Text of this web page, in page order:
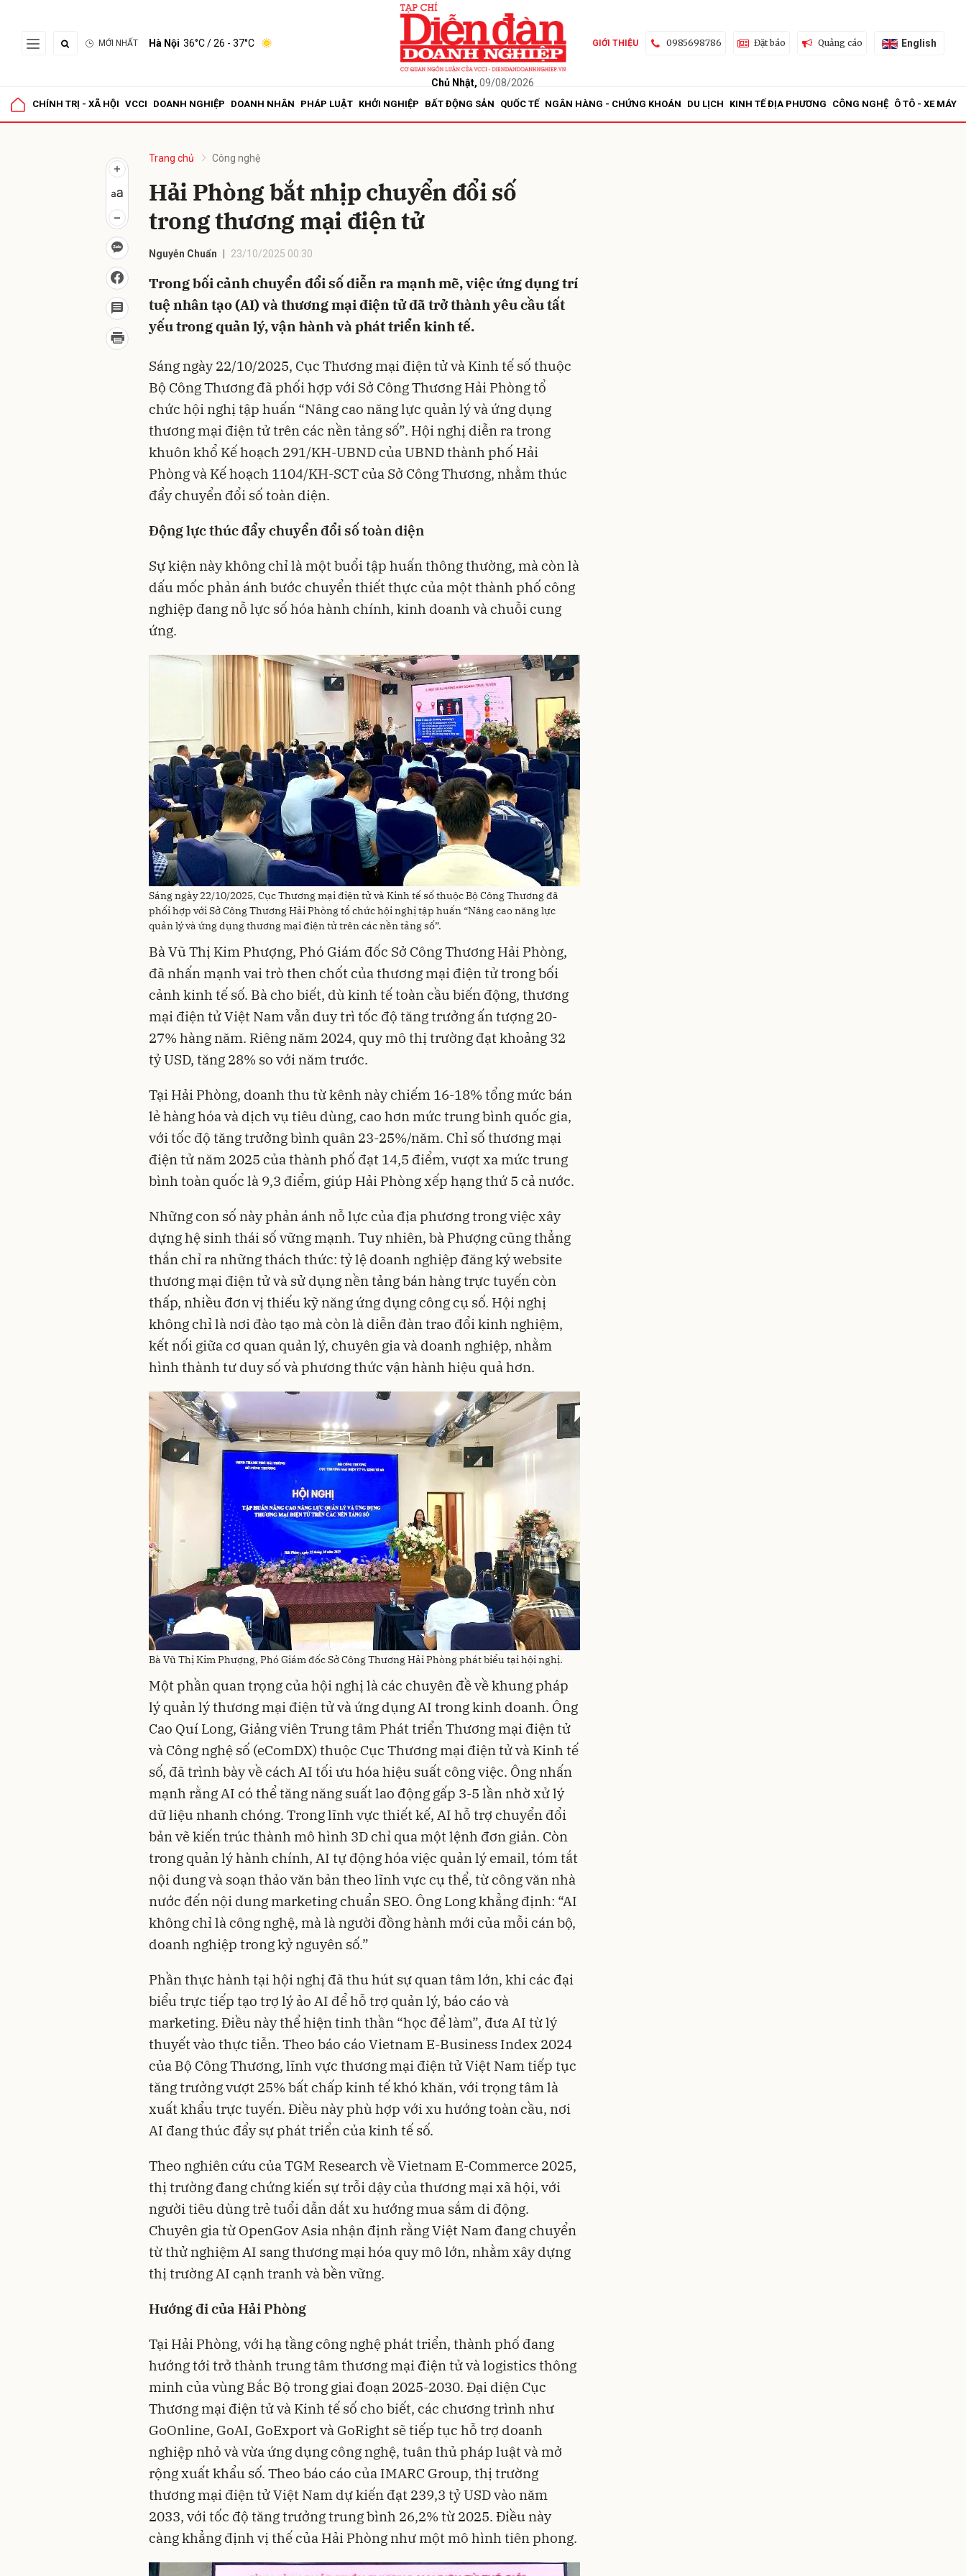
MỚI NHẤT Hà Nội 36°C/ 26 - 37°C
Chủ Nhật, 09/08/2026
GIỚI THIỆU 0985698786 Đặt báo Quảng cáo English
CHÍNH TRỊ - XÃ HỘI VCCI DOANH NGHIỆP DOANH NHÂN PHÁP LUẬT KHỞI NGHIỆP BẤT ĐỘNG SẢN QUỐC TẾ NGÂN HÀNG - CHỨNG KHOÁN DU LỊCH KINH TẾ ĐỊA PHƯƠNG CÔNG NGHỆ Ô TÔ - XE MÁY
Trang chủ Công nghệ
Hải Phòng bắt nhịp chuyển đổi số
trong thương mại điện tử
Nguyễn Chuẩn 23/10/2025 00:30
Trong bối cảnh chuyển đổi số diễn ra mạnh mẽ, việc ứng dụng trí
tuệ nhân tạo (AI) và thương mại điện tử đã trở thành yêu cầu tất
yếu trong quản lý, vận hành và phát triển kinh tế.
Sáng ngày 22/10/2025, Cục Thương mại điện tử và Kinh tế số thuộc
Bộ Công Thương đã phối hợp với Sở Công Thương Hải Phòng tổ
chức hội nghị tập huấn “Nâng cao năng lực quản lý và ứng dụng
thương mại điện tử trên các nền tảng số”. Hội nghị diễn ra trong
khuôn khổ Kế hoạch 291/KH-UBND của UBND thành phố Hải
Phòng và Kế hoạch 1104/KH-SCT của Sở Công Thương, nhằm thúc
đẩy chuyển đổi số toàn diện.
Động lực thúc đẩy chuyển đổi số toàn diện
Sự kiện này không chỉ là một buổi tập huấn thông thường, mà còn là
dấu mốc phản ánh bước chuyển thiết thực của một thành phố công
nghiệp đang nỗ lực số hóa hành chính, kinh doanh và chuỗi cung
ứng.
Sáng ngày 22/10/2025, Cục Thương mại điện tử và Kinh tế số thuộc Bộ Công Thương đã
phối hợp với Sở Công Thương Hải Phòng tổ chức hội nghị tập huấn “Nâng cao năng lực
quản lý và ứng dụng thương mại điện tử trên các nền tảng số”.
Bà Vũ Thị Kim Phượng, Phó Giám đốc Sở Công Thương Hải Phòng,
đã nhấn mạnh vai trò then chốt của thương mại điện tử trong bối
cảnh kinh tế số. Bà cho biết, dù kinh tế toàn cầu biến động, thương
mại điện tử Việt Nam vẫn duy trì tốc độ tăng trưởng ấn tượng 20-
27% hàng năm. Riêng năm 2024, quy mô thị trường đạt khoảng 32
tỷ USD, tăng 28% so với năm trước.
Tại Hải Phòng, doanh thu từ kênh này chiếm 16-18% tổng mức bán
lẻ hàng hóa và dịch vụ tiêu dùng, cao hơn mức trung bình quốc gia,
với tốc độ tăng trưởng bình quân 23-25%/năm. Chỉ số thương mại
điện tử năm 2025 của thành phố đạt 14,5 điểm, vượt xa mức trung
bình toàn quốc là 9,3 điểm, giúp Hải Phòng xếp hạng thứ 5 cả nước.
Những con số này phản ánh nỗ lực của địa phương trong việc xây
dựng hệ sinh thái số vững mạnh. Tuy nhiên, bà Phượng cũng thẳng
thắn chỉ ra những thách thức: tỷ lệ doanh nghiệp đăng ký website
thương mại điện tử và sử dụng nền tảng bán hàng trực tuyến còn
thấp, nhiều đơn vị thiếu kỹ năng ứng dụng công cụ số. Hội nghị
không chỉ là nơi đào tạo mà còn là diễn đàn trao đổi kinh nghiệm,
kết nối giữa cơ quan quản lý, chuyên gia và doanh nghiệp, nhằm
hình thành tư duy số và phương thức vận hành hiệu quả hơn.
Bà Vũ Thị Kim Phượng, Phó Giám đốc Sở Công Thương Hải Phòng phát biểu tại hội nghị.
Một phần quan trọng của hội nghị là các chuyên đề về khung pháp
lý quản lý thương mại điện tử và ứng dụng AI trong kinh doanh. Ông
Cao Quí Long, Giảng viên Trung tâm Phát triển Thương mại điện tử
và Công nghệ số (eComDX) thuộc Cục Thương mại điện tử và Kinh tế
số, đã trình bày về cách AI tối ưu hóa hiệu suất công việc. Ông nhấn
mạnh rằng AI có thể tăng năng suất lao động gấp 3-5 lần nhờ xử lý
dữ liệu nhanh chóng. Trong lĩnh vực thiết kế, AI hỗ trợ chuyển đổi
bản vẽ kiến trúc thành mô hình 3D chỉ qua một lệnh đơn giản. Còn
trong quản lý hành chính, AI tự động hóa việc quản lý email, tóm tắt
nội dung và soạn thảo văn bản theo lĩnh vực cụ thể, từ công văn nhà
nước đến nội dung marketing chuẩn SEO. Ông Long khẳng định: “AI
không chỉ là công nghệ, mà là người đồng hành mới của mỗi cán bộ,
doanh nghiệp trong kỷ nguyên số.”
Phần thực hành tại hội nghị đã thu hút sự quan tâm lớn, khi các đại
biểu trực tiếp tạo trợ lý ảo AI để hỗ trợ quản lý, báo cáo và
marketing. Điều này thể hiện tinh thần “học để làm”, đưa AI từ lý
thuyết vào thực tiễn. Theo báo cáo Vietnam E-Business Index 2024
của Bộ Công Thương, lĩnh vực thương mại điện tử Việt Nam tiếp tục
tăng trưởng vượt 25% bất chấp kinh tế khó khăn, với trọng tâm là
xuất khẩu trực tuyến. Điều này phù hợp với xu hướng toàn cầu, nơi
AI đang thúc đẩy sự phát triển của kinh tế số.
Theo nghiên cứu của TGM Research về Vietnam E-Commerce 2025,
thị trường đang chứng kiến sự trỗi dậy của thương mại xã hội, với
người tiêu dùng trẻ tuổi dẫn dắt xu hướng mua sắm di động.
Chuyên gia từ OpenGov Asia nhận định rằng Việt Nam đang chuyển
từ thử nghiệm AI sang thương mại hóa quy mô lớn, nhằm xây dựng
thị trường AI cạnh tranh và bền vững.
Hướng đi của Hải Phòng
Tại Hải Phòng, với hạ tầng công nghệ phát triển, thành phố đang
hướng tới trở thành trung tâm thương mại điện tử và logistics thông
minh của vùng Bắc Bộ trong giai đoạn 2025-2030. Đại diện Cục
Thương mại điện tử và Kinh tế số cho biết, các chương trình như
GoOnline, GoAI, GoExport và GoRight sẽ tiếp tục hỗ trợ doanh
nghiệp nhỏ và vừa ứng dụng công nghệ, tuân thủ pháp luật và mở
rộng xuất khẩu số. Theo báo cáo của IMARC Group, thị trường
thương mại điện tử Việt Nam dự kiến đạt 239,3 tỷ USD vào năm
2033, với tốc độ tăng trưởng trung bình 26,2% từ 2025. Điều này
càng khẳng định vị thế của Hải Phòng như một mô hình tiên phong.